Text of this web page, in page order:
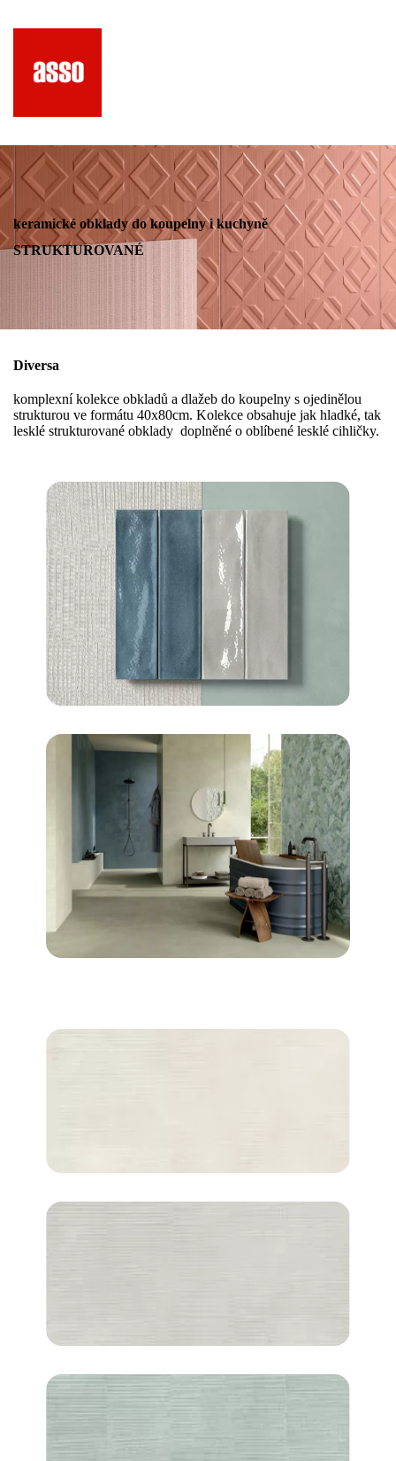
keramické obklady do koupelny i kuchyně
STRUKTUROVANÉ
Diversa
komplexní kolekce obkladů a dlažeb do koupelny s ojedinělou
strukturou ve formátu 40x80cm. Kolekce obsahuje jak hladké, tak
lesklé strukturované obklady doplněné o oblíbené lesklé cihličky.